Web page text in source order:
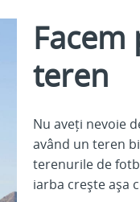
teren
Nu aveți nevoie
având un teren
terenurile de
iarba crește așa